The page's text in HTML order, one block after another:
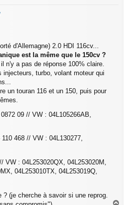
d'Allemagne) 2.0 HDI 116cv...
est la même que le 150cv ?
n'y a pas de réponse 100% claire.
turbo, volant moteur qui
un touran 116 et un 150, puis pour
09 // VW : 04L105266AB,
468 // VW : 04L130277,
VW : 04L253020QX, 04L253020M,
04L253010TX, 04L253019Q,
(je cherche à savoir si une reprog.